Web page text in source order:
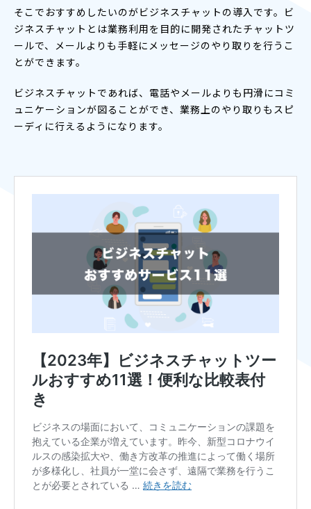
そこでおすすめしたいのがビジネスチャットの導入です。ビ
ジネスチャットとは業務利用を目的に開発されたチャットツ
ールで、メールよりも手軽にメッセージのやり取りを行うこ
とができます。
ビジネスチャットであれば、電話やメールよりも円滑にコミ
ュニケーションが図ることができ、業務上のやり取りもスピ
ーディに行えるようになります。